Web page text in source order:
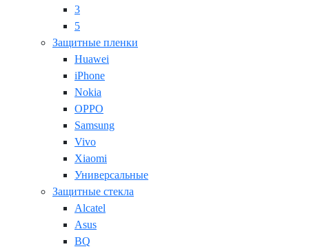
3
5
Защитные пленки
Huawei
iPhone
Nokia
OPPO
Samsung
Vivo
Xiaomi
Универсальные
Защитные стекла
Alcatel
Asus
BQ